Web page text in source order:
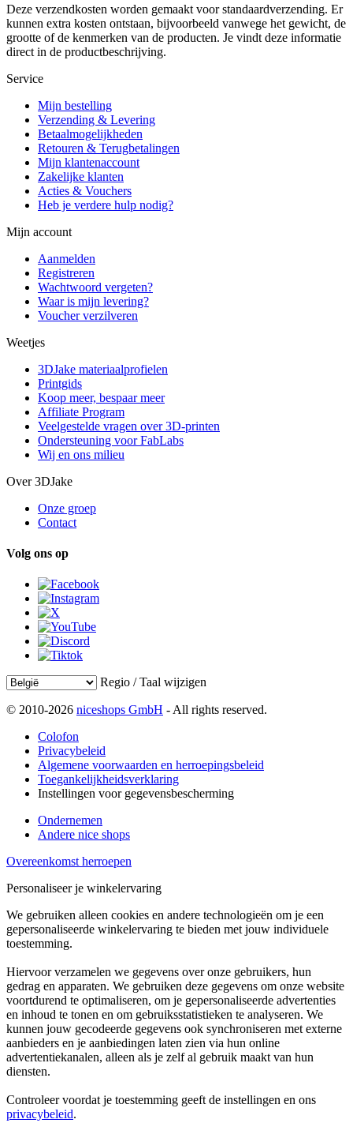
Deze verzendkosten worden gemaakt voor standaardverzending. Er
kunnen extra kosten ontstaan, bijvoorbeeld vanwege het gewicht, de
grootte of de kenmerken van de producten. Je vindt deze informatie
direct in de productbeschrijving.
Service
Mijn bestelling
Verzending & Levering
Betaalmogelijkheden
Retouren & Terugbetalingen
Mijn klantenaccount
Zakelijke klanten
Acties & Vouchers
Heb je verdere hulp nodig?
Mijn account
Aanmelden
Registreren
Wachtwoord vergeten?
Waar is mijn levering?
Voucher verzilveren
Weetjes
3DJake materiaalprofielen
Printgids
Koop meer, bespaar meer
Affiliate Program
Veelgestelde vragen over 3D-printen
Ondersteuning voor FabLabs
Wij en ons milieu
Over 3DJake
Onze groep
Contact
Volg ons op
Regio / Taal wijzigen
© 2010-2026 niceshops GmbH - All rights reserved.
Colofon
Privacybeleid
Algemene voorwaarden en herroepingsbeleid
Toegankelijkheidsverklaring
Instellingen voor gegevensbescherming
Ondernemen
Andere nice shops
Overeenkomst herroepen
Personaliseer je winkelervaring
We gebruiken alleen cookies en andere technologieën om je een
gepersonaliseerde winkelervaring te bieden met jouw individuele
toestemming.
Hiervoor verzamelen we gegevens over onze gebruikers, hun
gedrag en apparaten. We gebruiken deze gegevens om onze website
voortdurend te optimaliseren, om je gepersonaliseerde advertenties
en inhoud te tonen en om gebruiksstatistieken te analyseren. We
kunnen jouw gecodeerde gegevens ook synchroniseren met externe
aanbieders en je aanbiedingen laten zien via hun online
advertentiekanalen, alleen als je zelf al gebruik maakt van hun
diensten.
Controleer voordat je toestemming geeft de instellingen en ons
privacybeleid.